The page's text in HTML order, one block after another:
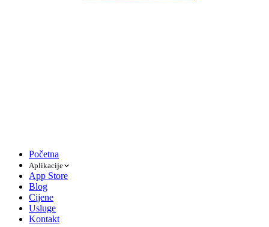
Početna
Aplikacije
App Store
Blog
Cijene
Usluge
Kontakt